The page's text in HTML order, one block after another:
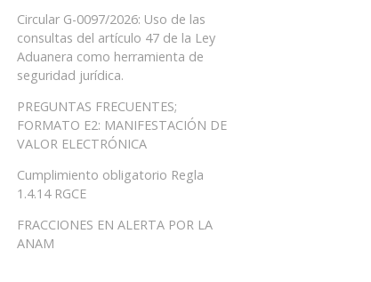
Circular G-0097/2026: Uso de las
consultas del artículo 47 de la Ley
Aduanera como herramienta de
seguridad jurídica.
PREGUNTAS FRECUENTES;
FORMATO E2: MANIFESTACIÓN DE
VALOR ELECTRÓNICA
Cumplimiento obligatorio Regla
1.4.14 RGCE
FRACCIONES EN ALERTA POR LA
ANAM